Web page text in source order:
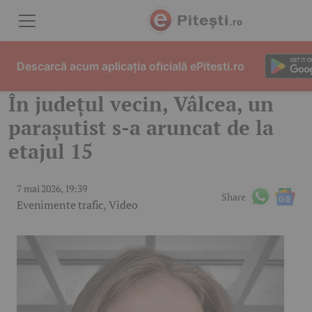
În județul vecin, Vâlcea, un
parașutist s-a aruncat de la
etajul 15
7 mai 2026, 19:39
Evenimente trafic,Video
Share
Descarcă acum aplicația oficială ePitesti.ro